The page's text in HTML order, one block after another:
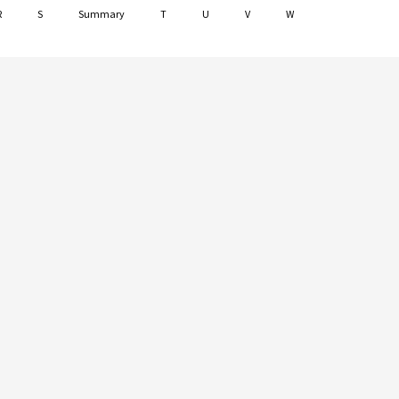
S Summary T U V W